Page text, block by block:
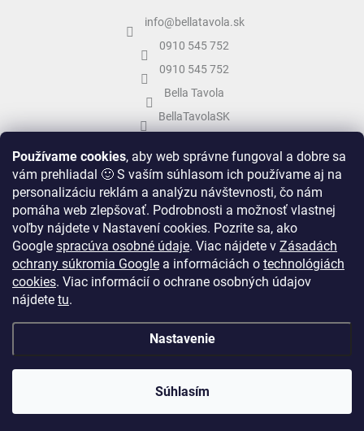
Používame cookies, aby web správne fungoval a dobre sa
vám prehliadal 🙂 S vaším súhlasom ich používame aj na
personalizáciu reklám a analýzu návštevnosti, čo nám
pomáha web zlepšovať. Podrobnosti a možnosť vlastnej
voľby nájdete v Nastavení cookies. Pozrite sa, ako
Google spracúva osobné údaje. Viac nájdete v Zásadách
ochrany súkromia Google a informáciách o technológiách
cookies. Viac informácií o ochrane osobných údajov
nájdete tu.
Nastavenie
Súhlasím
info@bellatavola.sk
0910 545 752
0910 545 752
Bella Tavola
BellaTavolaSK
Vytvoril Shoptet &
cookies